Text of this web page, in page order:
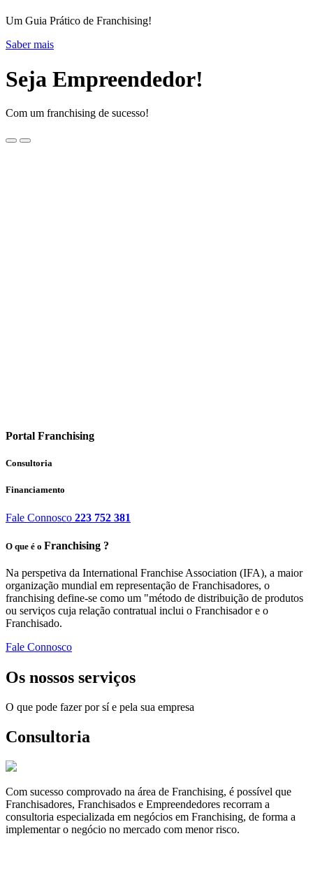
Um Guia Prático de Franchising!
Saber mais
Seja Empreendedor!
Com um franchising de sucesso!
Portal Franchising
Consultoria
Financiamento
Fale Connosco 223 752 381
O que é o Franchising ?
Na perspetiva da International Franchise Association (IFA), a maior
organização mundial em representação de Franchisadores, o
franchising define-se como um "método de distribuição de produtos
ou serviços cuja relação contratual inclui o Franchisador e o
Franchisado.
Fale Connosco
Os nossos serviços
O que pode fazer por sí e pela sua empresa
Consultoria
Com sucesso comprovado na área de Franchising, é possível que
Franchisadores, Franchisados e Empreendedores recorram a
consultoria especializada em negócios em Franchising, de forma a
implementar o negócio no mercado com menor risco.